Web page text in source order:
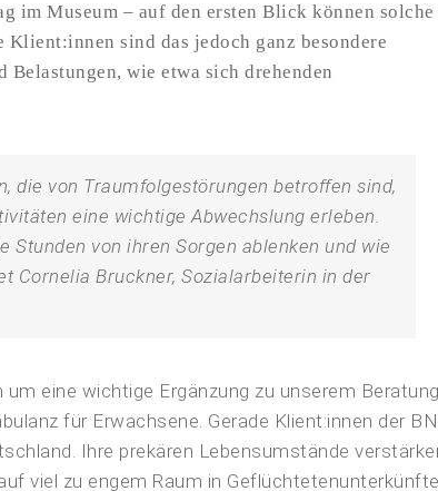
im Museum – auf den ersten Blick können solche
sind das jedoch ganz besondere
wie etwa sich drehenden
die von Traumfolgestörungen betroffen sind,
eine wichtige Abwechslung erleben.
von ihren Sorgen ablenken und wie
Cornelia Bruckner, Sozialarbeiterin in der
eine wichtige Ergänzung zu unserem
für Erwachsene. Gerade Klient:innen der
Ihre prekären Lebensumstände
viel zu engem Raum in